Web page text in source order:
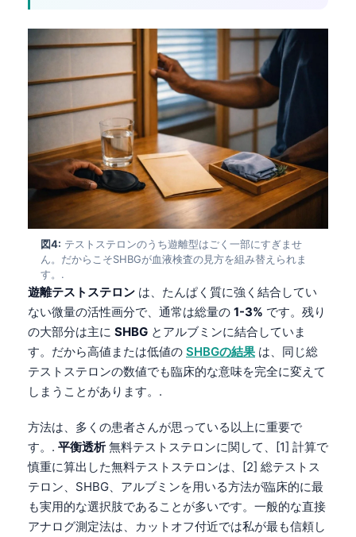
図4: テストステロンのうち遊離型はごく一部にすぎませ
ん。だからこそSHBGが血液検査の見方を組み替えられま
す。.
遊離テストステロン は、たんぱく質に強く結合してい
ない微量の活性画分で、通常は総量の 1-3% です。残り
の大部分は主に SHBG とアルブミンに結合していま
す。だから高値または低値の SHBGの結果 は、同じ総
テストステロンの数値でも臨床的な意味を完全に変えて
しまうことがあります。.
方法は、多くの患者さんが思っている以上に重要で
す。. 平衡透析無料テストステロンに関して、[1] 計算で
慎重に算出した無料テストステロンは、[2] 総テストス
テロン、SHBG、アルブミンを用いる方法が臨床的に最
も実用的な選択肢であることが多いです。一般的な直接
アナログ測定法は、カットオフ付近では私が最も信頼し